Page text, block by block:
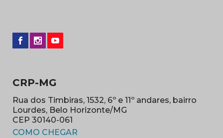
CRP-MG
Rua dos Timbiras, 1532, 6º e 11º andares, bairro
Lourdes, Belo Horizonte/MG
CEP 30140-061
COMO CHEGAR